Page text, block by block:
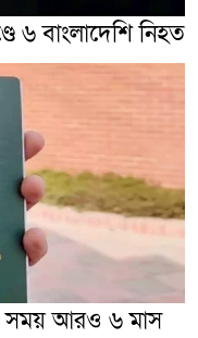
৬ বাংলাদেশি নিহত
সময় আরও ৬ মাস